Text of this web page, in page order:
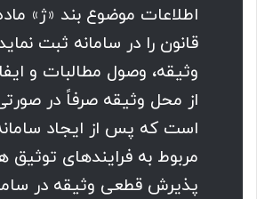
قانون را در سامانه ثبت
وثیقه، وصول مطالبات و
از محل وثیقه صرفاً در
است که پس از ایجاد
مربوط به ‌‌‌فرایندهای توثیق
پذیرش قطعی وثیقه در